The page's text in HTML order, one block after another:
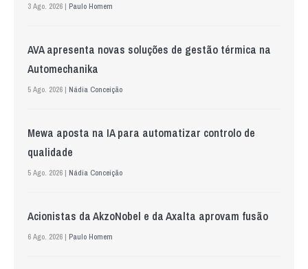
3 Ago. 2026 | Paulo Homem
AVA apresenta novas soluções de gestão térmica na
Automechanika
5 Ago. 2026 | Nádia Conceição
Mewa aposta na IA para automatizar controlo de
qualidade
5 Ago. 2026 | Nádia Conceição
Acionistas da AkzoNobel e da Axalta aprovam fusão
6 Ago. 2026 | Paulo Homem